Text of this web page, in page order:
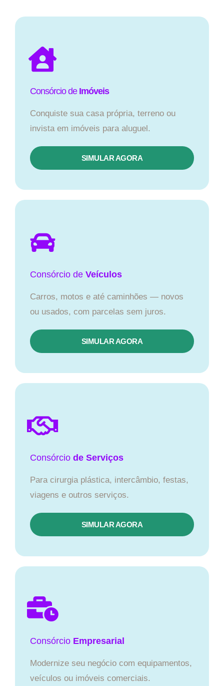
Consórcio de Imóveis
Conquiste sua casa própria, terreno ou
invista em imóveis para aluguel.
SIMULAR AGORA​
Consórcio de Veículos
Carros, motos e até caminhões — novos
ou usados, com parcelas sem juros.
SIMULAR AGORA
Consórcio de Serviços
Para cirurgia plástica, intercâmbio, festas,
viagens e outros serviços.
SIMULAR AGORA
Consórcio Empresarial
Modernize seu negócio com equipamentos,
veículos ou imóveis comerciais.